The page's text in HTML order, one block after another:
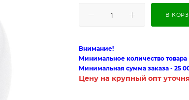
В
Внимание!
Минимальное количество товара
Минимальная сумма заказа - 25
Цену на крупный опт